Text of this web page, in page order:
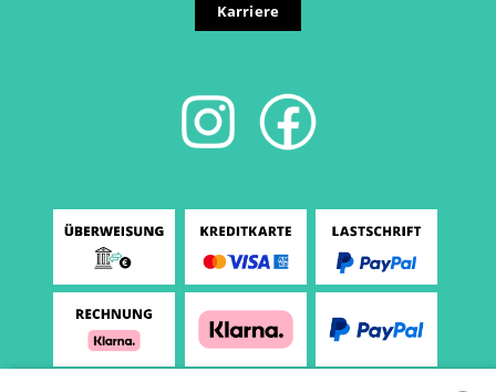
Karriere